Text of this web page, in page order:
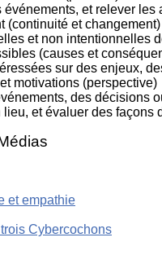
et relever
(continuité et changement)
et non intentionnelles
(causes et
sur des enjeux,
motivations (perspective)
des décisions
et évaluer des façons
et empathie
Cybercochons